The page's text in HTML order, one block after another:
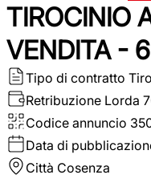
TIROCINIO
VENDITA -
Tipo di contratto
Retribuzione Lorda
Codice annuncio
Data di
Città Cosenza